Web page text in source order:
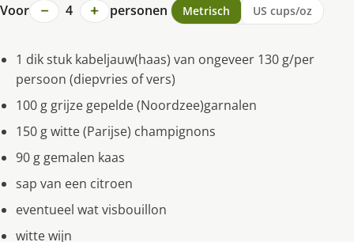
Voor − 4 + personen Metrisch US cups/oz
1 dik stuk kabeljauw(haas) van ongeveer 130 g/per
persoon (diepvries of vers)
100 g grijze gepelde (Noordzee)garnalen
150 g witte (Parijse) champignons
90 g gemalen kaas
sap van een citroen
eventueel wat visbouillon
witte wijn